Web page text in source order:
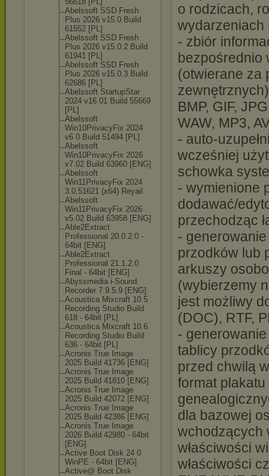
Abelssoft SSD Fresh
Plus 2026 v15.0 Build
61552 [PL]
Abelssoft SSD Fresh
Plus 2026 v15.0.2 Build
61941 [PL]
Abelssoft SSD Fresh
Plus 2026 v15.0.3 Build
62686 [PL]
Abelssoft StartupStar
2024 v16 01 Build 55669
[PL]
Abelssoft
Win10PrivacyFix 2024
v6 0 Build 51494 [PL]
Abelssoft
Win10PrivacyFix 2026
v7.02 Build 63960 [ENG]
Abelssoft
Win11PrivacyFix 2024
3.0.51621 (x64) Reyail
Abelssoft
Win11PrivacyFix 2026
v5.02 Build 63958 [ENG]
Able2Extract
Professional 20.0.2.0 -
64bit [ENG]
Able2Extract
Professional 21.1.2.0
Final - 64bit [ENG]
Abyssmedia i-Sound
Recorder 7.9.5.9 [ENG]
Acoustica Mixcraft 10 5
Recording Studio Build
618 - 64bit [PL]
Acoustica Mixcraft 10.6
Recording Studio Build
636 - 64bit [PL]
Acronis True Image
2025 Build 41736 [ENG]
Acronis True Image
2025 Build 41810 [ENG]
Acronis True Image
2025 Build 42072 [ENG]
Acronis True Image
2025 Build 42386 [ENG]
Acronis True Image
2026 Build 42980 - 64bit
[ENG]
Active Boot Disk 24 0
WinPE - 64bit [ENG]
Active@ Boot Disk
o rodzicach,
wydarzeniach
- zbiór
bezpośrednio
(otwierane za
BMP, GIF,
WAW, MP3,
- auto-
wcześniej
schowka
- wymienione
dodawać/
przechodząc
-
przodków lub
arkuszy
(wybierzemy
jest możliwy
(DOC), RTF,
-
tablicy
przed chwilą
format
dla bazowej
wchodzących
właściwości
właściwości